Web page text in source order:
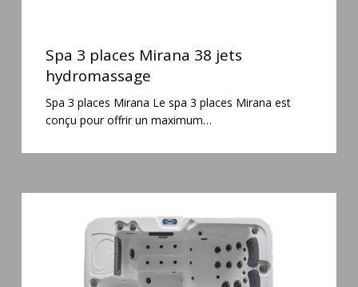
places
Mirana
Spa 3 places Mirana 38 jets
hydromassage
Spa 3 places Mirana Le spa 3 places Mirana est
conçu pour offrir un maximum…